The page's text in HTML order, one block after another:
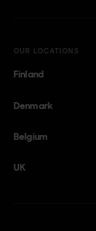
OUR LOCATIONS
Finland
Denmark
Belgium
UK